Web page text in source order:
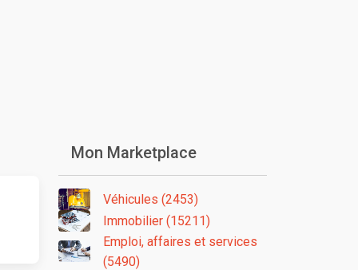
Mon Marketplace
Véhicules (2453)
Immobilier (15211)
Emploi, affaires et services
(5490)